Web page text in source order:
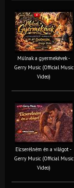
Múlnak a gyermekévek -
Gerry Music (Official Music
Video)
Elcserélném én a világot -
Gerry Music (Official Music
Video)